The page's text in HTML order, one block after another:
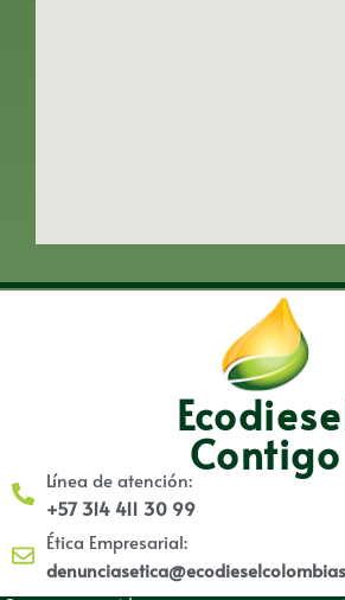
Contigo
Línea de atención:
+57 314 411 30 99
Ética Empresarial: